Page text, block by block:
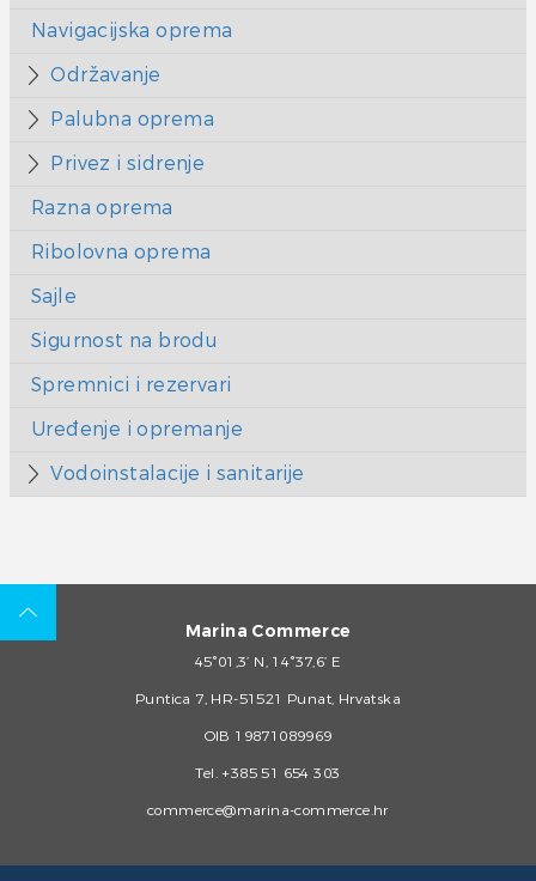
Navigacijska oprema
Održavanje
Palubna oprema
Privez i sidrenje
Razna oprema
Ribolovna oprema
Sajle
Sigurnost na brodu
Spremnici i rezervari
Uređenje i opremanje
Vodoinstalacije i sanitarije
Marina Commerce
45°01,3’ N, 14°37,6’ E
Puntica 7, HR-51521 Punat, Hrvatska
OIB 19871089969
Tel. +385 51 654 303
commerce@marina-commerce.hr